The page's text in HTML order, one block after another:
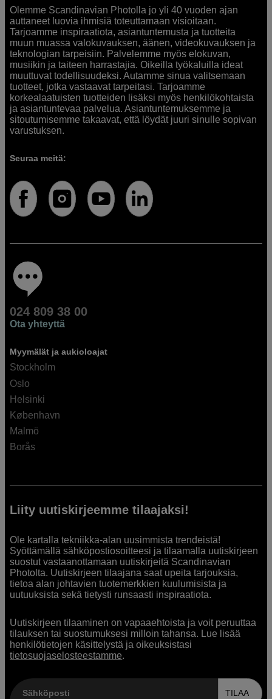
Olemme Scandinavian Photolla jo yli 40 vuoden ajan
auttaneet luovia ihmisiä toteuttamaan visioitaan.
Tarjoamme inspiraatiota, asiantuntemusta ja tuotteita
muun muassa valokuvauksen, äänen, videokuvauksen ja
teknologian tarpeisiin. Palvelemme myös elokuvan,
musiikin ja taiteen harrastajia. Oikeilla työkaluilla ideat
muuttuvat todellisuudeksi. Autamme sinua valitsemaan
tuotteet, jotka vastaavat tarpeitasi. Tarjoamme
korkealaatuisten tuotteiden lisäksi myös henkilökohtaista
ja asiantuntevaa palvelua. Asiantuntemuksemme ja
sitoutumisemme takaavat, että löydät juuri sinulle sopivan
varustuksen.
Seuraa meitä:
024 809 38 00
Ota yhteyttä
Myymälät ja aukioloajat
Stockholm
Oslo
Helsinki
København
Malmö
Borås
Liity uutiskirjeemme tilaajaksi!
Ole kartalla tekniikka-alan uusimmista trendeistä!
Syöttämällä sähköpostiosoitteesi ja tilaamalla uutiskirjeen
suostut vastaanottamaan uutiskirjeitä Scandinavian
Photolta. Uutiskirjeen tilaajana saat upeita tarjouksia,
tietoa alan johtavien tuotemerkkien kuulumisista ja
uutuuksista sekä tietysti runsaasti inspiraatiota.
Uutiskirjeen tilaaminen on vapaaehtoista ja voit peruuttaa
tilauksen tai suostumuksesi milloin tahansa. Lue lisää
henkilötietojen käsittelystä ja oikeuksistasi
tietosuojaselosteestamme.
Sähköposti TILAA